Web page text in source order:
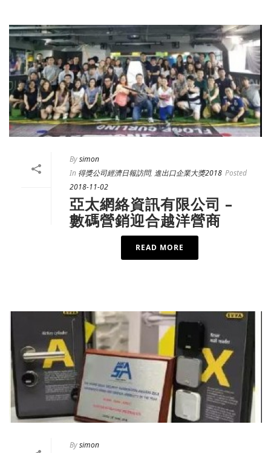
Bysimon
In 得獎公司經濟日報訪問, 進出口企業大獎2018 Posted
2018-11-02
亞太網絡資訊有限公司 –
數碼營銷迎合越洋營商
READ MORE
Bysimon